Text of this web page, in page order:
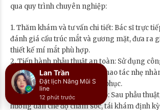
qua quy trình chuyên nghiệp:
1. Thăm khám và tư vấn chi tiết: Bác sĩ trực
đánh giá cấu trúc mắt và gương mặt, đưa ra
thiết kế mí mắt phù hợp.
2. Tiến hành phẫu thuật an toàn: Sử dụng
kỹ thuật chính xác, đảm bảo thao tác nhẹ
lấn và rút ngắn thời gian hồi phục.
3. Chăm sóc hậu phẫu chu đáo: Sau phẫu
hướng dẫn chế độ chăm sóc, tái khám định
Lan Trần
Đặt lịch Nâng Mũi S
line
12 phút trước